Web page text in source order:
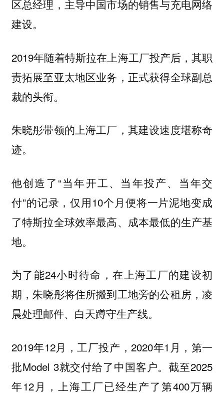
区总经理，主导中国市场的销售与充电网络
建设。
2019年随着特斯拉在上海工厂投产后，其职
责拓展至亚太地区业务，正式获得全球副总
裁的头衔。
朱晓彤带领的上海工厂，其建设速度堪称奇
迹。
他创造了“当年开工、当年投产、当年交
付”的记录，仅用10个月便将一片泥地变成
了特斯拉全球效率最高、成本最低的生产基
地。
为了能24小时待命，在上海工厂的建设初
期，朱晓彤将住所搬到工地旁的公租房，凌
晨处理邮件、白天蹲守生产线。
2019年12月，工厂投产，2020年1月，第一
批Model 3就交付给了中国客户。截至2025
年12月，上海工厂已经生产了第400万辆